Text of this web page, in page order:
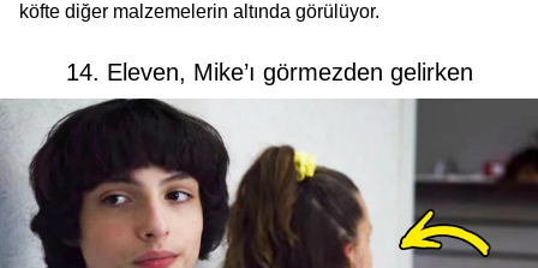
köfte diğer malzemelerin altında görülüyor.
14. Eleven, Mike’ı görmezden gelirken